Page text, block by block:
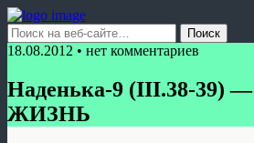
18.08.2012 • нет комментариев
Наденька-9 (III.38-39)
ЖИЗНЬ